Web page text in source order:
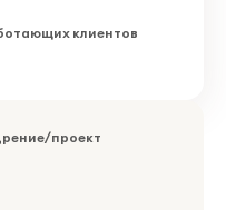
клиентов
проект